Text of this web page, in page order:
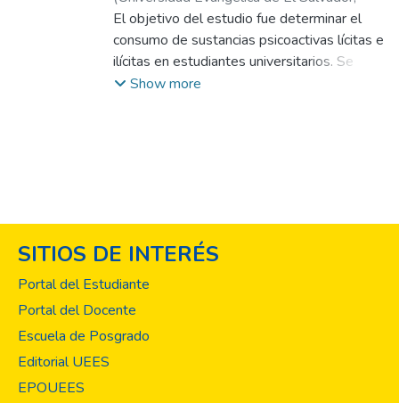
2011-12) Bautista Pérez, Fabio
El objetivo del estudio fue determinar el
consumo de sustancias psicoactivas lícitas e
ilícitas en estudiantes universitarios. Se
realizó en 14 universidades privadas de El
población estudiantil de cada universidad. El
tipo de estudio fue descriptivo con un
Show more
SITIOS DE INTERÉS
Portal del Estudiante
Portal del Docente
Escuela de Posgrado
Editorial UEES
EPOUEES